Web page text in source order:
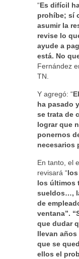
“Es difícil
prohíbe; sí
asumir la
revise lo
ayude a
está. No
Fernández
TN.
Y agregó: “
ha pasado
se trata de
lograr que
ponernos
necesarios
En tanto, el
revisará “
los últimos
sueldos…,
de
ventana”.
que dudar
llevan
que se
ellos el